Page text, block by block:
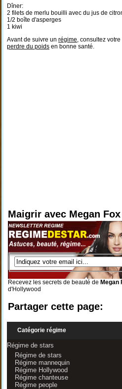
Dîner:
2 filets de merlu bouilli avec du jus de
1/2 boîte d'asperges
1 kiwi
Avant de suivre un régime, consultez
perdre du poidsen bonne santé.
Maigrir avec Megan Fox
Recevez les secrets de beauté de Megan
d'Hollywood
Partager cette page:
Catégorie régime
Régime de stars
Régime de stars
Régime mannequin
Régime Hollywood
Régime chanteuse
Régime people